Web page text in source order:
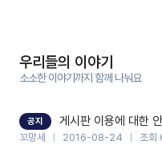
을 많이 하는데,꼬망
안심시킬 수 있었습
입니다.학부모님께
성 있는 교사가 되어
기능을 개발해 주셔
우리들의 이야기
소소한 이야기까지 함께 나눠요
공지 게시판 이용에 대한
꼬망세 2016-08-24 조회